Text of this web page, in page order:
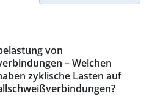
von
– Welchen
zyklische Lasten auf